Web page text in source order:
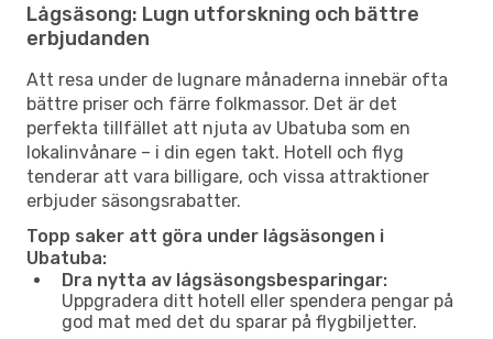
Lågsäsong: Lugn utforskning och bättre
erbjudanden
Att resa under de lugnare månaderna innebär ofta
bättre priser och färre folkmassor. Det är det
perfekta tillfället att njuta av Ubatuba som en
lokalinvånare – i din egen takt. Hotell och flyg
tenderar att vara billigare, och vissa attraktioner
erbjuder säsongsrabatter.
Topp saker att göra under lågsäsongen i
Ubatuba:
Dra nytta av lågsäsongsbesparingar:
Uppgradera ditt hotell eller spendera pengar på
god mat med det du sparar på flygbiljetter.